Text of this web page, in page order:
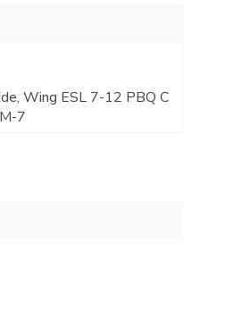
Wing ESL 7-12 PBQ C
7